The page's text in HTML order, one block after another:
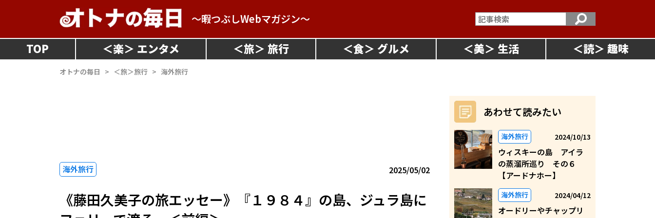
～暇つぶしWebマガジン～
TOP ＜楽＞ ＜旅＞ ＜食＞ ＜美＞ ＜読＞
オトナの毎日 > ＜旅＞旅行 > 海外旅行
海外旅行 2025/05/02
《藤田久美子の旅エッセー》『１９８４』の島、ジュラ島に
あわせて読みたい
海外旅行 2024/10/13
ウィスキーの島 アイラ
の蒸溜所巡り その６
【アードナホー】
海外旅行 2024/04/12
オードリーやチャップリ